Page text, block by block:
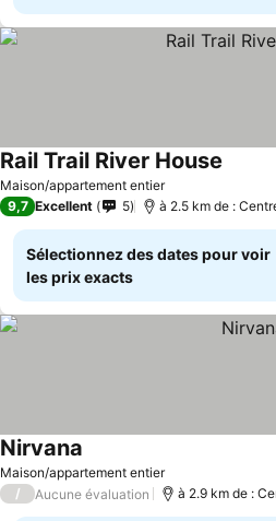
Maison/appartement entier
Rail Trail River House
9,7 Excellent 5 à 2.5 km de :
Sélectionnez des dates pour voir
les prix exacts
Maison/appartement entier
Nirvana
/ Aucune évaluation à 2.9 km de :